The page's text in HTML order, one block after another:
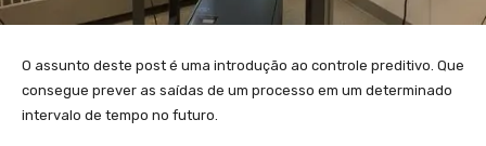
O assunto deste post é uma introdução ao controle preditivo. Que
consegue prever as saídas de um processo em um determinado
intervalo de tempo no futuro.